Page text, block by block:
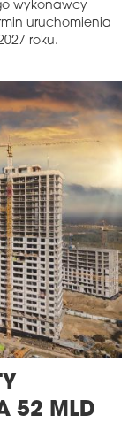
wykonawcy
uruchomienia
roku.
52 MLD
arrow_forward